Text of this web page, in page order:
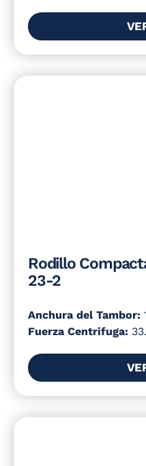
Rodillo
23-2
Anchura del Tambor:
Fuerza Centrifuga: